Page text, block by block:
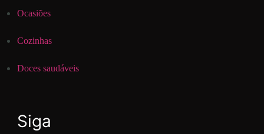
Ocasiões
Cozinhas
Doces saudáveis
Siga